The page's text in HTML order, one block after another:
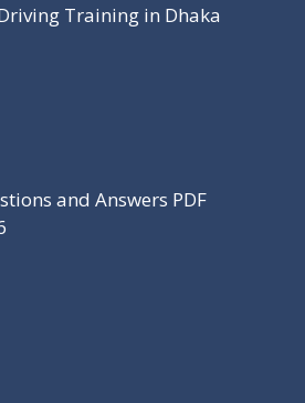
Training in Dhaka
and Answers PDF